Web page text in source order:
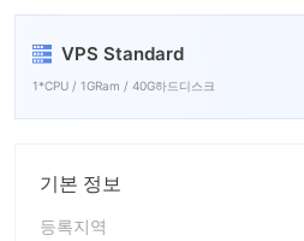
VPS Standard
1*CPU / 1GRam / 40G하드디스크
기본 정보
등록지역